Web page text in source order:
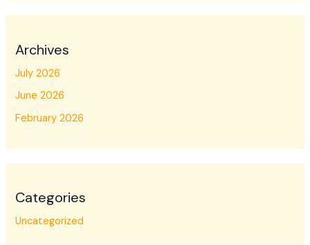
Archives
July 2026
June 2026
February 2026
Categories
Uncategorized